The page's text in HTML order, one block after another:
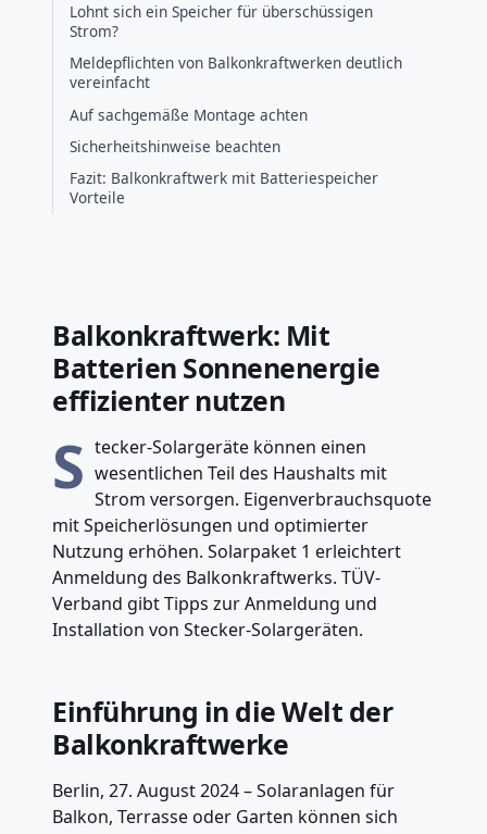
Lohnt sich ein Speicher für überschüssigen
Strom?
Meldepflichten von Balkonkraftwerken deutlich
vereinfacht
Auf sachgemäße Montage achten
Sicherheitshinweise beachten
Fazit: Balkonkraftwerk mit Batteriespeicher
Vorteile
Balkonkraftwerk: Mit
Batterien Sonnenenergie
effizienter nutzen
S tecker-Solargeräte können einen
wesentlichen Teil des Haushalts mit
Strom versorgen. Eigenverbrauchsquote
mit Speicherlösungen und optimierter
Nutzung erhöhen. Solarpaket 1 erleichtert
Anmeldung des Balkonkraftwerks. TÜV-
Verband gibt Tipps zur Anmeldung und
Installation von Stecker-Solargeräten.
Einführung in die Welt der
Balkonkraftwerke
Berlin, 27. August 2024 – Solaranlagen für
Balkon, Terrasse oder Garten können sich